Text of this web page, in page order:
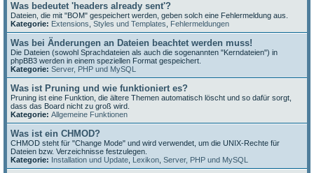
Was bedeutet 'headers already sent'?
Dateien, die mit "BOM" gespeichert werden, geben solch eine Fehlermeldung aus.
Kategorie: Extensions Styles und Templates Fehlermeldungen
Was bei Änderungen an Dateien beachtet werden muss!
Die Dateien (sowohl Sprachdateien als auch die sogenannten "Kerndateien") in
phpBB3 werden in einem speziellen Format gespeichert.
Kategorie: Server, PHP und MySQL
Was ist Pruning und wie funktioniert es?
Pruning ist eine Funktion, die ältere Themen automatisch löscht und so dafür sorgt,
dass das Board nicht zu groß wird.
Kategorie: Allgemeine Funktionen
Was ist ein CHMOD?
CHMOD steht für "Change Mode" und wird verwendet, um die UNIX-Rechte für
Dateien bzw. Verzeichnisse festzulegen.
Kategorie: Installation und Update Lexikon Server, PHP und MySQL